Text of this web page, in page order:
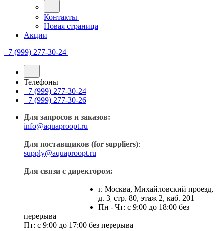
Контакты
Новая страница
Акции
+7 (999) 277-30-24
Телефоны
+7 (999) 277-30-24
+7 (999) 277-30-26
Для запросов и заказов:
info@aquaproopt.ru
Для поставщиков (for suppliers):
supply@aquaproopt.ru
Для связи с директором:
г. Москва, Михайловский проезд,
д. 3, стр. 80, этаж 2, каб. 201
Пн - Чт: с 9:00 до 18:00 без
перерыва
Пт: с 9:00 до 17:00 без перерыва